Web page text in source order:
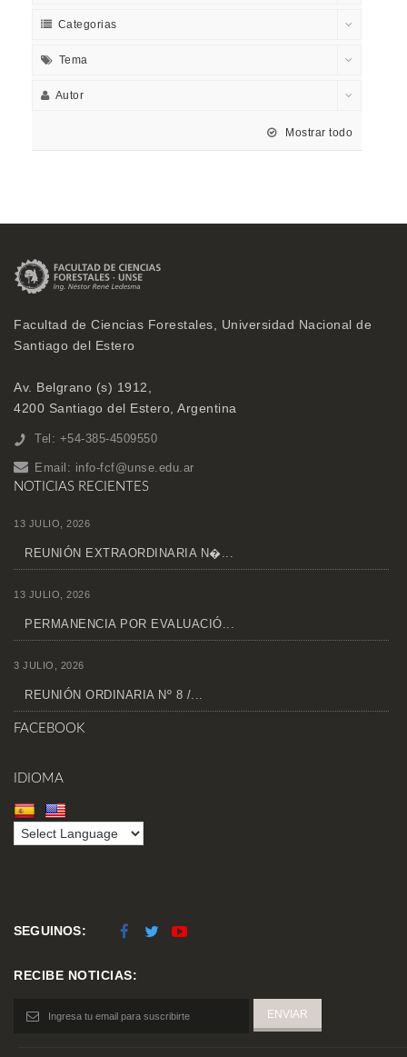
Categorias
Tema
Autor
Mostrar todo
Facultad de Ciencias Forestales, Universidad Nacional de
Santiago del Estero
Av. Belgrano (s) 1912,
4200 Santiago del Estero, Argentina
Tel: +54-385-4509550
Email: info-fcf@unse.edu.ar
NOTICIAS RECIENTES
13 JULIO, 2026
REUNIÓN EXTRAORDINARIA N�...
13 JULIO, 2026
PERMANENCIA POR EVALUACIÓ...
3 JULIO, 2026
REUNIÓN ORDINARIA Nº 8 /...
FACEBOOK
IDIOMA
SEGUINOS:
RECIBE NOTICIAS: